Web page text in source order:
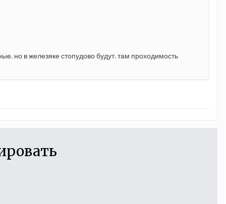
но в железяке стопудово будут. там проходимость